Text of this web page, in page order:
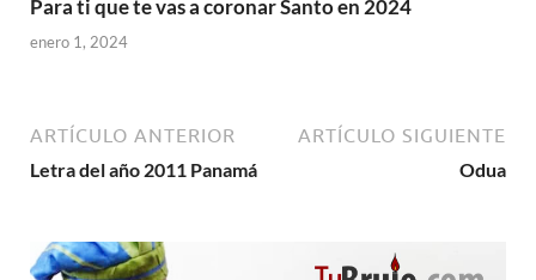
Para ti que te vas a coronar Santo en 2024
enero 1, 2024
ARTÍCULO ANTERIOR
Letra del año 2011 Panamá
ARTÍCULO SIGUIENTE
Odua